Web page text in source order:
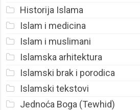
Historija Islama
Islam i medicina
Islam i muslimani
Islamska arhitektura
Islamski brak i porodica
Islamski tekstovi
Jednoća Boga (Tewhid)